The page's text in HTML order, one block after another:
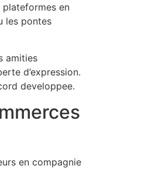
plateformes en
les pontes
amities
d’expression.
developpee.
en compagnie